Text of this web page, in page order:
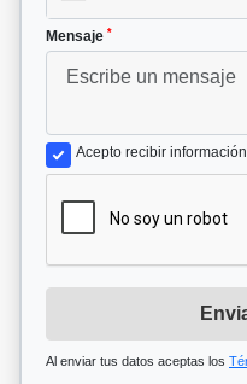
Mensaje *
Acepto recibir
Al enviar tus datos aceptas los